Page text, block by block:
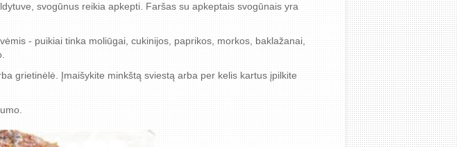
svogūnus reikia apkepti. Faršas su apkeptais svogūnais yra
- puikiai tinka moliūgai, cukinijos, paprikos, morkos, baklažanai,
grietinėlė. Įmaišykite minkštą sviestą arba per kelis kartus įpilkite